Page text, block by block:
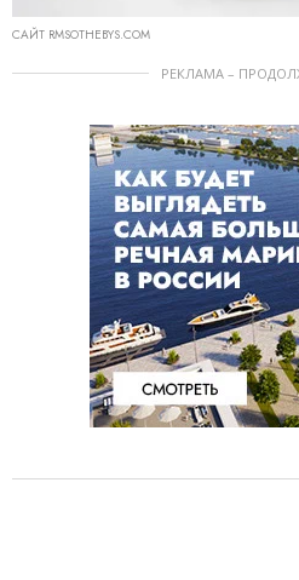
САЙТ RMSOTHEBYS.COM
РЕКЛАМА –